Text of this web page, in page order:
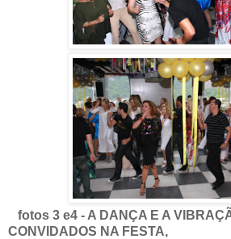
fotos 3 e4 - A DANÇA E A
CONVIDADOS NA FESTA,